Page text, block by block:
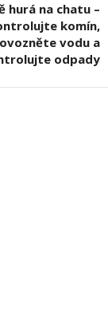
hurá na chatu –
komín,
vodu a
odpady